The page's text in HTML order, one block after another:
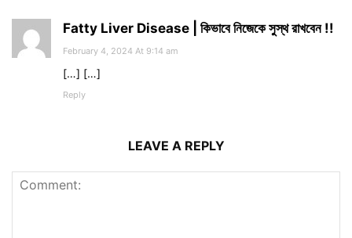
Fatty Liver Disease | কিভাবে নিজেকে সুস্থ রাখবেন !!
February 4, 2024 At 9:14 am
[…] […]
Reply
LEAVE A REPLY